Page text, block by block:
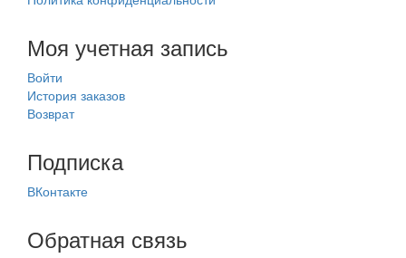
Моя учетная запись
Войти
История заказов
Возврат
Подписка
ВКонтакте
Обратная связь